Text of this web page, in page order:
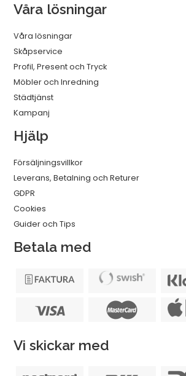
Våra lösningar
Våra lösningar
Skåpservice
Profil, Present och Tryck
Möbler och Inredning
Städtjänst
Kampanj
Hjälp
Försäljningsvillkor
Leverans, Betalning och Returer
GDPR
Cookies
Guider och Tips
Betala med
Vi skickar med